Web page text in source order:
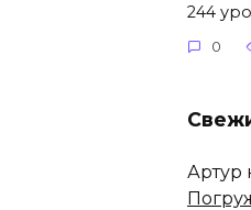
244
0
Артур